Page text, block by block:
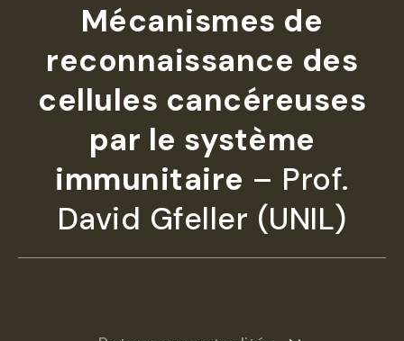
Mécanismes de
reconnaissance des
cellules cancéreuses
par le système
immunitaire – Prof.
David Gfeller (UNIL)